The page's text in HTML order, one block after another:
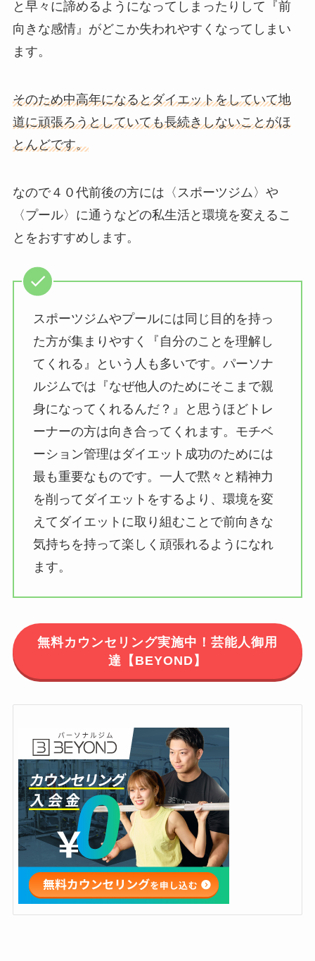
と早々に諦めるようになってしまったりして『前
向きな感情』がどこか失われやすくなってしまい
ます。
そのため中高年になるとダイエットをしていて地
道に頑張ろうとしていても長続きしないことがほ
とんどです。
なので４０代前後の方には〈スポーツジム〉や
〈プール〉に通うなどの私生活と環境を変えるこ
とをおすすめします。
スポーツジムやプールには同じ目的を持っ
た方が集まりやすく『自分のことを理解し
てくれる』という人も多いです。パーソナ
ルジムでは『なぜ他人のためにそこまで親
身になってくれるんだ？』と思うほどトレ
ーナーの方は向き合ってくれます。モチベ
ーション管理はダイエット成功のためには
最も重要なものです。一人で黙々と精神力
を削ってダイエットをするより、環境を変
えてダイエットに取り組むことで前向きな
気持ちを持って楽しく頑張れるようになれ
ます。
無料カウンセリング実施中！芸能人御用
達【BEYOND】